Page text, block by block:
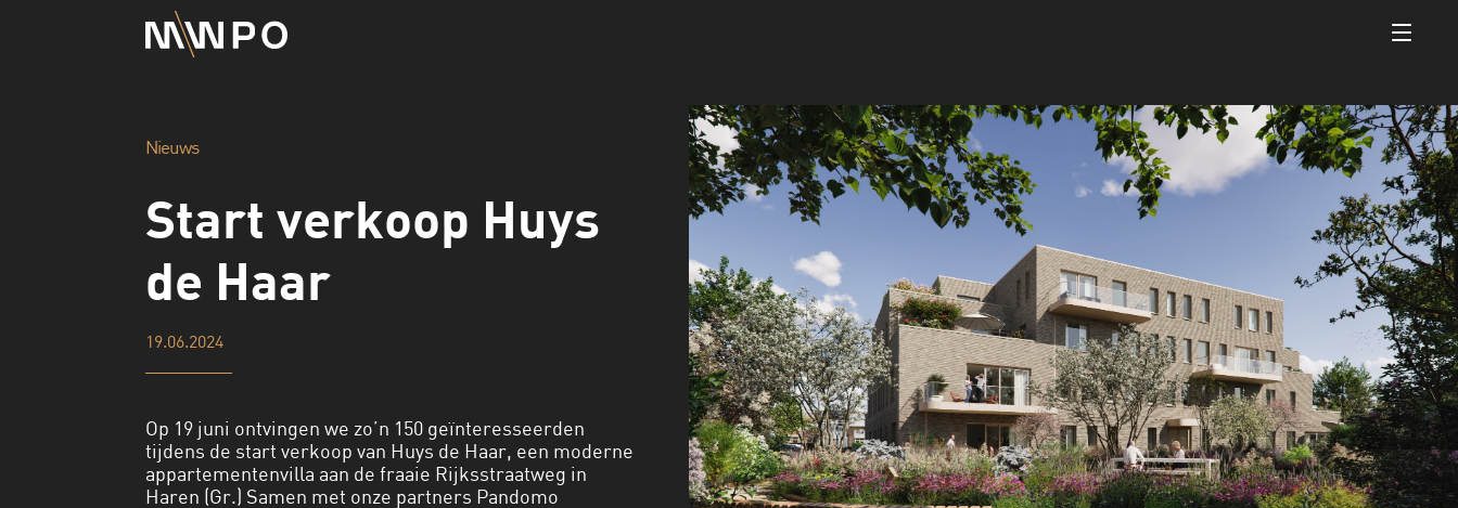
Nieuws
Start verkoop Huys
de Haar
19.06.2024
Op 19 juni ontvingen we zo’n 150 geïnteresseerden
tijdens de start verkoop van Huys de Haar, een moderne
appartementenvilla aan de fraaie Rijksstraatweg in
Haren (Gr.) Samen met onze partners Pandomo